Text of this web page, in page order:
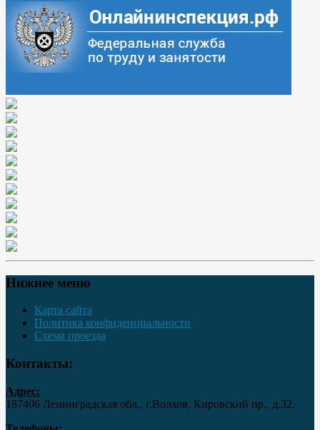
Нижнее меню
Карта сайта
Политика конфиденциальности
Схема проезда
Контакты:
Адрес:
187406 Ленинградская обл., г.Волхов, Кировский пр., д.32.